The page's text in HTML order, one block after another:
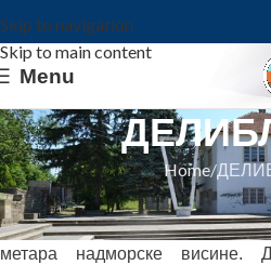
Skip to navigation
Skip to main content
Menu
Home
Делиблато је лоцирано на
месту где се она спаја с
метара надморске висине.